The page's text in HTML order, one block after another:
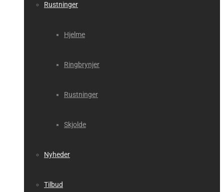
Rustninger
Hjelme
Ringbrynjer
Rustninger
Skjolde
Nyheder
Tilbud